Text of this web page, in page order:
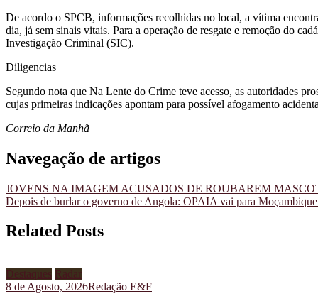
De acordo o SPCB, informações recolhidas no local, a vítima
dia, já sem sinais vitais. Para a operação de resgate e remoção do
Investigação Criminal (SIC).
Diligencias
Segundo nota que Na Lente do Crime teve acesso, as autoridades
cujas primeiras indicações apontam para possível afogamento
Correio da Manhã
Navegação de artigos
JOVENS NA IMAGEM ACUSADOS DE ROUBAREM
Depois de burlar o governo de Angola: OPAIA vai para
Related Posts
Destaques Radar
8 de Agosto, 2026Redação E&F